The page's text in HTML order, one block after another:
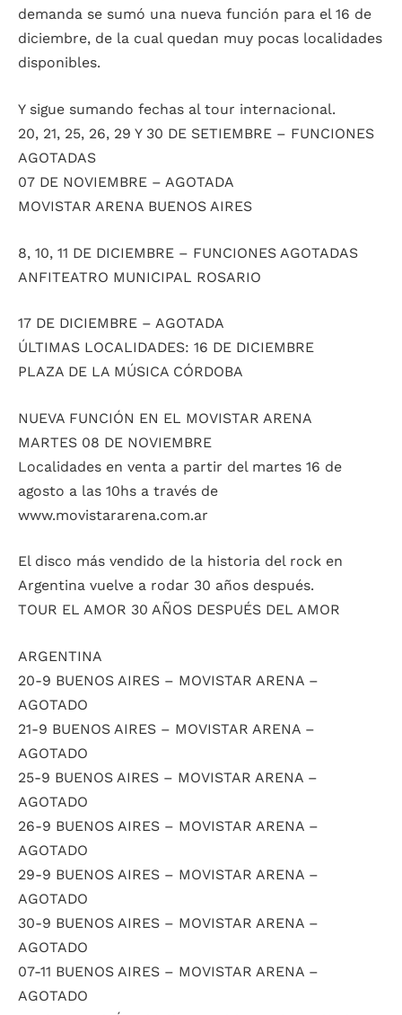
demanda se sumó una nueva función para el 16 de
diciembre, de la cual quedan muy pocas localidades
disponibles.
Y sigue sumando fechas al tour internacional.
20, 21, 25, 26, 29 Y 30 DE SETIEMBRE – FUNCIONES
AGOTADAS
07 DE NOVIEMBRE – AGOTADA
MOVISTAR ARENA BUENOS AIRES
8, 10, 11 DE DICIEMBRE – FUNCIONES AGOTADAS
ANFITEATRO MUNICIPAL ROSARIO
17 DE DICIEMBRE – AGOTADA
ÚLTIMAS LOCALIDADES: 16 DE DICIEMBRE
PLAZA DE LA MÚSICA CÓRDOBA
NUEVA FUNCIÓN EN EL MOVISTAR ARENA
MARTES 08 DE NOVIEMBRE
Localidades en venta a partir del martes 16 de
agosto a las 10hs a través de
www.movistararena.com.ar
El disco más vendido de la historia del rock en
Argentina vuelve a rodar 30 años después.
TOUR EL AMOR 30 AÑOS DESPUÉS DEL AMOR
ARGENTINA
20-9 BUENOS AIRES – MOVISTAR ARENA –
AGOTADO
21-9 BUENOS AIRES – MOVISTAR ARENA –
AGOTADO
25-9 BUENOS AIRES – MOVISTAR ARENA –
AGOTADO
26-9 BUENOS AIRES – MOVISTAR ARENA –
AGOTADO
29-9 BUENOS AIRES – MOVISTAR ARENA –
AGOTADO
30-9 BUENOS AIRES – MOVISTAR ARENA –
AGOTADO
07-11 BUENOS AIRES – MOVISTAR ARENA –
AGOTADO